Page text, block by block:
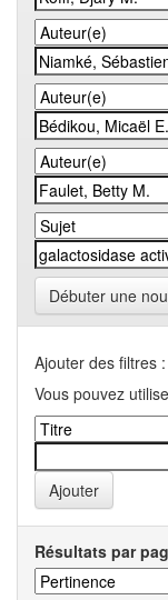
Débuter une
Ajouter des filtres :
Vous pouvez
Résultats par